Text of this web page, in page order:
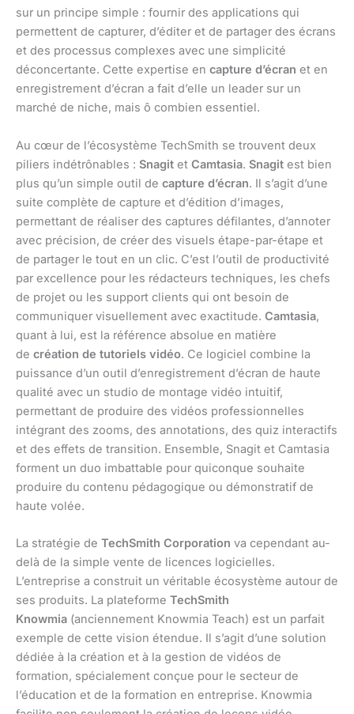
sur un principe simple : fournir des applications qui
permettent de capturer, d’éditer et de partager des écrans
et des processus complexes avec une simplicité
déconcertante. Cette expertise en capture d’écran et en
enregistrement d’écran a fait d’elle un leader sur un
marché de niche, mais ô combien essentiel.
Au cœur de l’écosystème TechSmith se trouvent deux
piliers indétrônables : Snagit et Camtasia. Snagit est bien
plus qu’un simple outil de capture d’écran. Il s’agit d’une
suite complète de capture et d’édition d’images,
permettant de réaliser des captures défilantes, d’annoter
avec précision, de créer des visuels étape-par-étape et
de partager le tout en un clic. C’est l’outil de productivité
par excellence pour les rédacteurs techniques, les chefs
de projet ou les support clients qui ont besoin de
communiquer visuellement avec exactitude. Camtasia,
quant à lui, est la référence absolue en matière
de création de tutoriels vidéo. Ce logiciel combine la
puissance d’un outil d’enregistrement d’écran de haute
qualité avec un studio de montage vidéo intuitif,
permettant de produire des vidéos professionnelles
intégrant des zooms, des annotations, des quiz interactifs
et des effets de transition. Ensemble, Snagit et Camtasia
forment un duo imbattable pour quiconque souhaite
produire du contenu pédagogique ou démonstratif de
haute volée.
La stratégie de TechSmith Corporation va cependant au-
delà de la simple vente de licences logicielles.
L’entreprise a construit un véritable écosystème autour de
ses produits. La plateforme TechSmith
Knowmia (anciennement Knowmia Teach) est un parfait
exemple de cette vision étendue. Il s’agit d’une solution
dédiée à la création et à la gestion de vidéos de
formation, spécialement conçue pour le secteur de
l’éducation et de la formation en entreprise. Knowmia